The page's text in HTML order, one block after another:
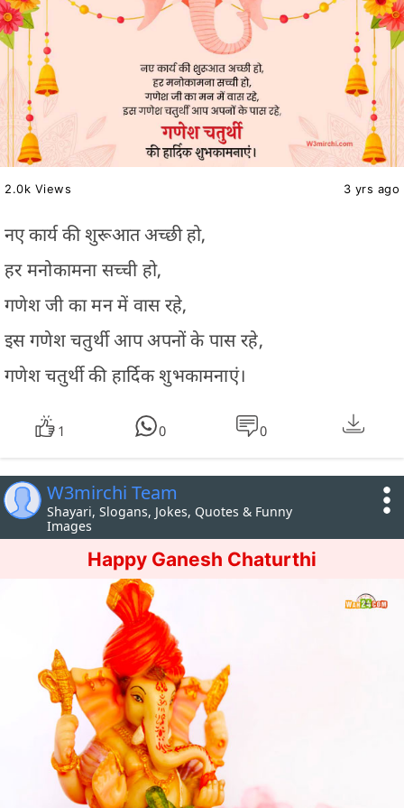
2.0k Views 3 yrs ago
नए कार्य की शुरूआत अच्छी हो,
हर मनोकामना सच्ची हो,
गणेश जी का मन में वास रहे,
इस गणेश चतुर्थी आप अपनों के पास रहे,
गणेश चतुर्थी की हार्दिक शुभकामनाएं।
1 0 0
W3mirchi Team
Shayari, Slogans, Jokes, Quotes & Funny
Images
Happy Ganesh Chaturthi